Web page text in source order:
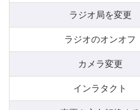
ラジオ局を変更
ラジオのオンオフ
カメラ変更
インラタクト